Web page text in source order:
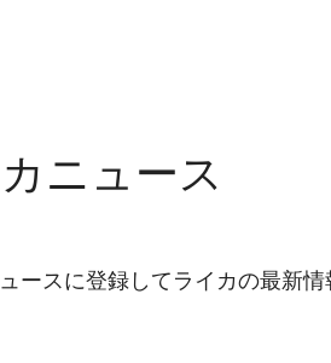
ニュース
ースに登録してライカの最新